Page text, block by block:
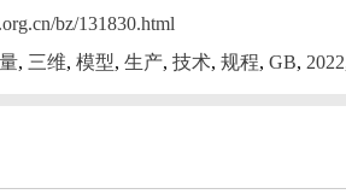
bz/131830.html
, 三维, 模型, 生产, 技术, 规程, GB, 2022